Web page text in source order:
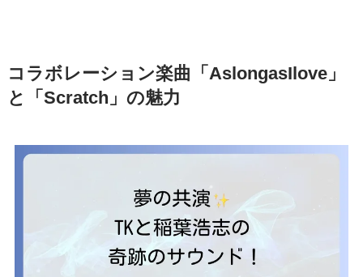
コラボレーション楽曲「AslongasIlove」
と「Scratch」の魅力